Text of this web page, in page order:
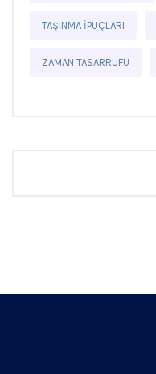
TAŞINMA IPUÇLARI
ZAMAN TASARRUFU